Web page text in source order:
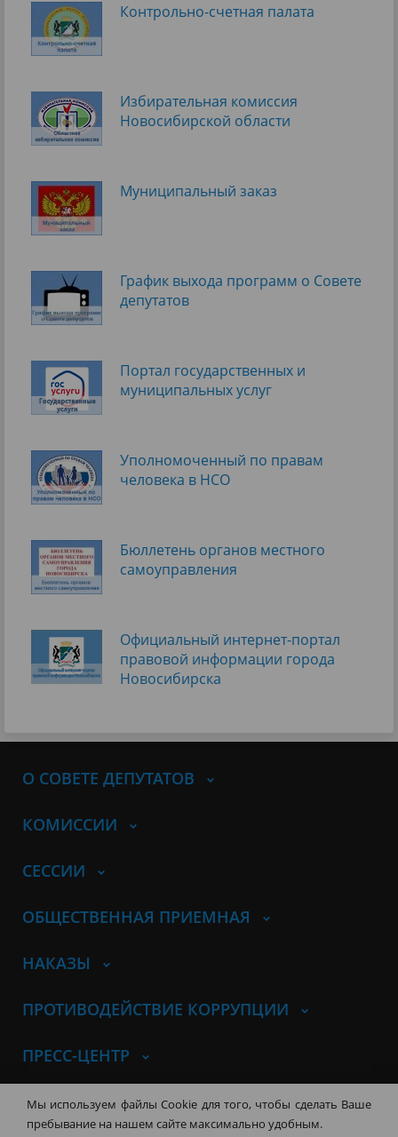
Контрольно-счетная палата
Избирательная комиссия
Новосибирской области
Муниципальный заказ
График выхода программ о Cовете
депутатов
Портал государственных и
муниципальных услуг
Уполномоченный по правам
человека в НСО
Бюллетень органов местного
самоуправления
Официальный интернет-портал
правовой информации города
Новосибирска
О СОВЕТЕ ДЕПУТАТОВ
КОМИССИИ
СЕССИИ
ОБЩЕСТВЕННАЯ ПРИЕМНАЯ
НАКАЗЫ
ПРОТИВОДЕЙСТВИЕ КОРРУПЦИИ
ПРЕСС-ЦЕНТР
© Совет депутатов города
НовосибирскаКонтакты Карта сайта
Мы используем файлы Cookie для того, чтобы сделать Ваше
пребывание на нашем сайте максимально удобным.